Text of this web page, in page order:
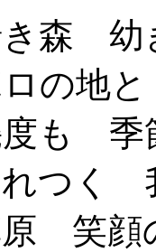
き森 幼
ロの地
度も 季
つく
笑顔